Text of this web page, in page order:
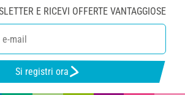
E RICEVI OFFERTE VANTAGGIOSE
Si registri ora